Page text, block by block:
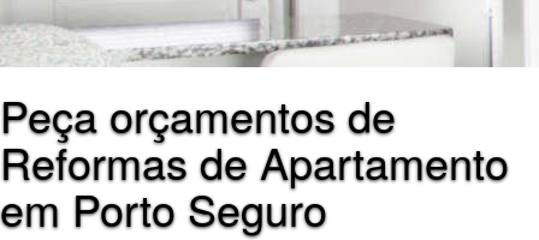
Peça orçamentos de
Reformas de Apartamento
em Porto Seguro